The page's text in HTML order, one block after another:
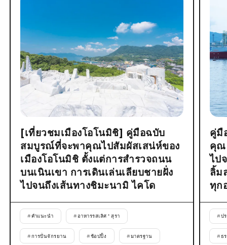
[เที่ยวชมเมืองโอโนมิชิ] คู่มือฉบับ
สมบูรณ์ที่จะพาคุณไปสัมผัสเสน่ห์ของ
เมืองโอโนมิชิ ตั้งแต่การสำรวจถนน
บนเนินเขา การเดินเล่นเลียบชายฝั่ง
ไปจนถึงเส้นทางชิมะนามิ ไคโด
#คำแนะนำ # อาหารรสเลิศ * สุรา
#การปั่นจักรยาน #ช้อปปิ้ง #มาตรฐาน
คู่มื
คุณ
ไป
ลิ้ม
ทุก
#ป
#ธ